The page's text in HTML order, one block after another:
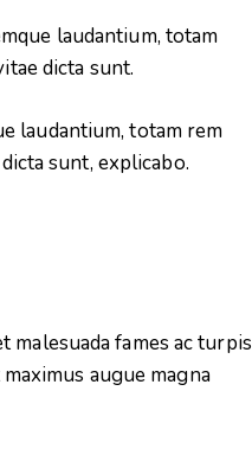
laudantium, totam
dicta sunt.
laudantium, totam rem
sunt, explicabo.
fames ac turpis
augue magna